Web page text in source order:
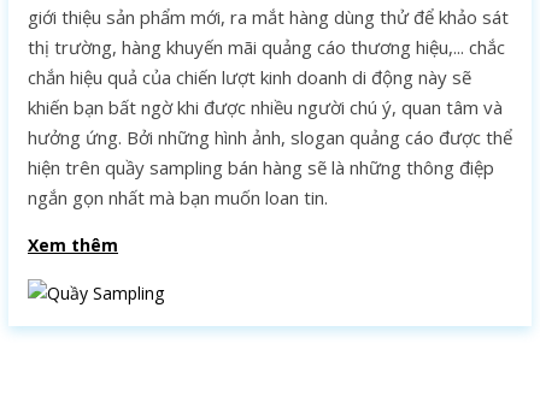
giới thiệu sản phẩm mới, ra mắt hàng dùng thử để khảo sát
thị trường, hàng khuyến mãi quảng cáo thương hiệu,... chắc
chắn hiệu quả của chiến lượt kinh doanh di động này sẽ
khiến bạn bất ngờ khi được nhiều người chú ý, quan tâm và
hưởng ứng. Bởi những hình ảnh, slogan quảng cáo được thể
hiện trên quầy sampling bán hàng sẽ là những thông điệp
ngắn gọn nhất mà bạn muốn loan tin.
Xem thêm